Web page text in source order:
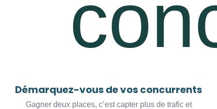
Démarquez-vous de vos concurrents
Gagner deux places, c’est capter plus de trafic et